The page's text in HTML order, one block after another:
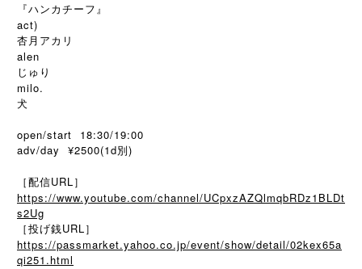
『ハンカチーフ』
act)
杏月アカリ
alen
じゅり
milo.
犬
open/start 18:30/19:00
adv/day ¥2500(1d別)
［配信URL］
https://www.youtube.com/channel/UCpxzAZQlmqbRDz1BLDt
s2Ug
［投げ銭URL］
https://passmarket.yahoo.co.jp/event/show/detail/02kex65a
qi251.html